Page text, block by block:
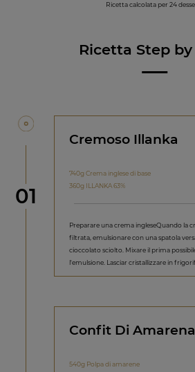
Ricetta calcolata per 24
Ricetta Step
Step
01
Cremoso Illanka
740g Crema inglese di base
360g ILLANKA 63%
Preparare una crema ingleseQuando la
filtrata, emulsionare con una spatola
cioccolato sciolto. Mixare il prima
l'emulsione. Lasciar cristallizzare in
Confit Di Amarena
540g Polpa di amarene